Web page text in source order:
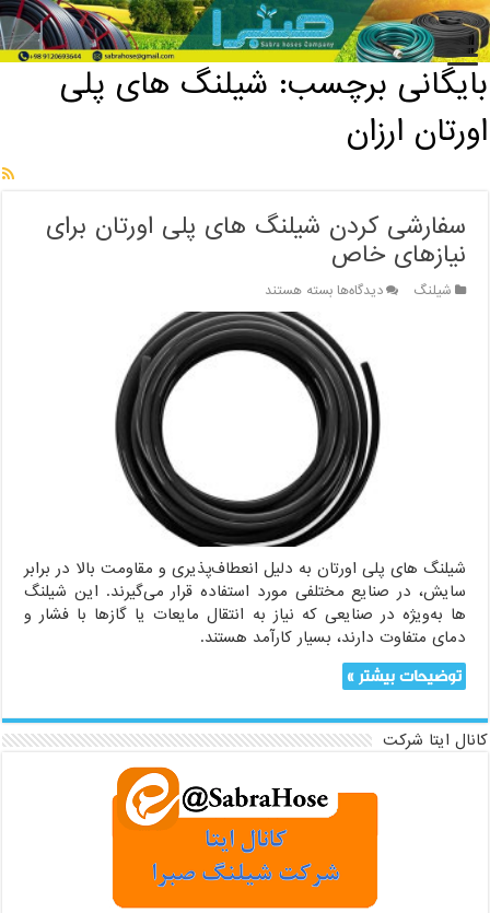
خانه / بایگانی برچسب: شیلنگ های پلی اورتان ارزان
بایگانی برچسب: شیلنگ های پلی
اورتان ارزان
سفارشی کردن شیلنگ های پلی اورتان برای
نیازهای خاص
شیلنگ دیدگاه‌هابرای
سفارشی
کردن
شیلنگ
های
پلی
اورتان
برای
نیازهای
خاص
بسته هستند
شیلنگ های پلی اورتان به دلیل انعطاف‌پذیری و مقاومت بالا در برابر
سایش، در صنایع مختلفی مورد استفاده قرار می‌گیرند. این شیلنگ
ها به‌ویژه در صنایعی که نیاز به انتقال مایعات یا گازها با فشار و
دمای متفاوت دارند، بسیار کارآمد هستند.
توضیحات بیشتر »
کانال ایتا شرکت